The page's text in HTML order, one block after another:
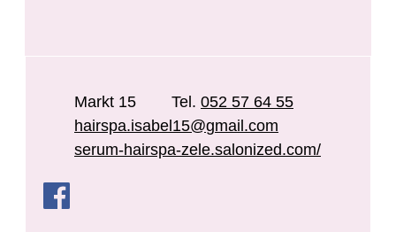
AdresMarkt 15, 052 57 64 55
E-mail
hairspa.isabel15@gmail.com
Website
serum-hairspa-zele.salonized.com/
Facebook